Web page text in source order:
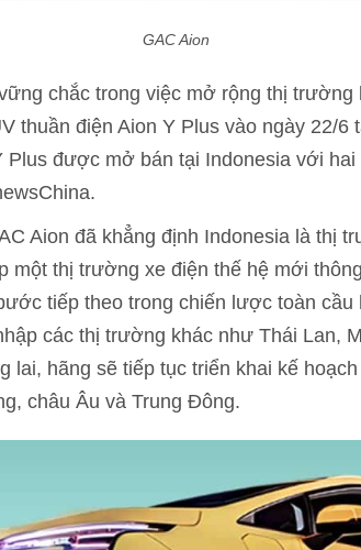
GAC Aion
chắc trong việc mở rộng thị
thuần điện Aion Y Plus vào ngày 22/6
Plus được mở bán tại Indonesia với hai
Aion đã khẳng định Indonesia là thị
một thị trường xe điện thế hệ mới
tiếp theo trong chiến lược toàn cầu
các thị trường khác như Thái Lan,
lai, hãng sẽ tiếp tục triển khai kế
châu Âu và Trung Đông.